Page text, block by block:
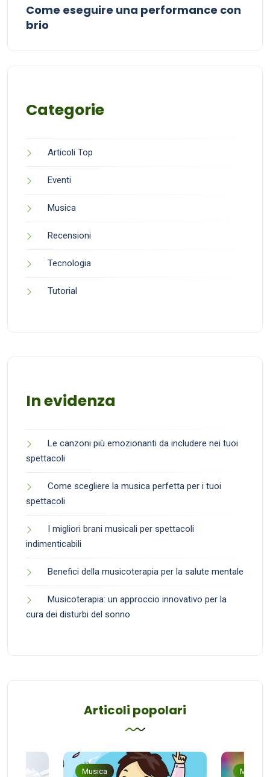
Come eseguire una performance con
brio
Categorie
Articoli Top
Eventi
Musica
Recensioni
Tecnologia
Tutorial
In evidenza
Le canzoni più emozionanti da includere nei tuoi
spettacoli
Come scegliere la musica perfetta per i tuoi
spettacoli
I migliori brani musicali per spettacoli
indimenticabili
Benefici della musicoterapia per la salute mentale
Musicoterapia: un approccio innovativo per la
cura dei disturbi del sonno
Articoli popolari
Musica Musica